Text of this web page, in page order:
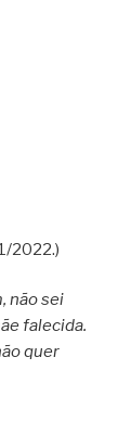
2022.)
não sei
falecida.
quer